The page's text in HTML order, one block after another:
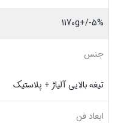
1170g+/-5%
جنس
تیغه بالایی آلیاژ + پلاستیک
ابعاد فن